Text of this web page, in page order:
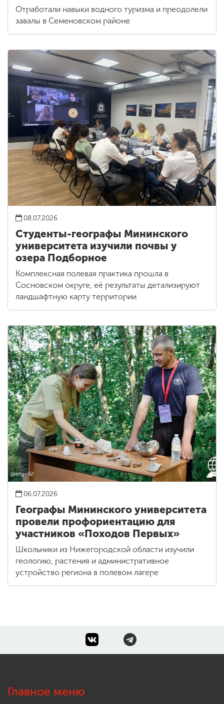
Отработали навыки водного туризма и преодолели
завалы в Семеновском районе
08.07.2026
Студенты-географы Мининского
университета изучили почвы у
озера Подборное
Комплексная полевая практика прошла в
Сосновском округе, её результаты детализируют
ландшафтную карту территории
06.07.2026
Географы Мининского университета
провели профориентацию для
участников «Походов Первых»
Школьники из Нижегородской области изучили
геологию, растения и административное
устройство региона в полевом лагере
Главное меню